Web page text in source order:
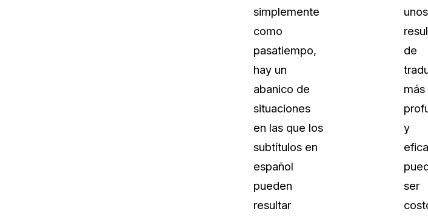
Póngase en contacto con
simplemente
como
pasatiempo,
hay un
abanico de
situaciones
en las que los
subtítulos en
español
pueden
resultar
unos
de
más
y
ser